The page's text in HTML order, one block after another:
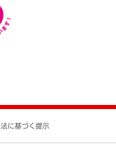
て
に基づく提示